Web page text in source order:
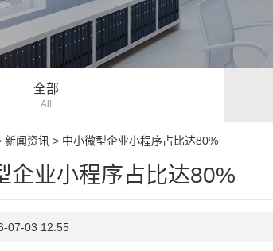
全部
All
新闻资讯> 中小微型企业小程序占比达80%
企业小程序占比达80%
07-03 12:55